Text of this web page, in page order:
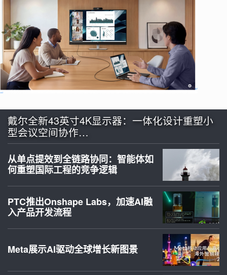
戴尔全新43英寸4K显示器：一体化设计重塑小
型会议空间协作…
从单点提效到全链路协同：智能体如
何重塑国际工程的竞争逻辑
PTC推出Onshape Labs，加速AI融
入产品开发流程
Meta展示AI驱动全球增长新图景